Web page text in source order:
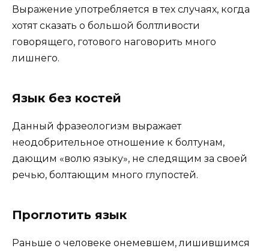
Выражение употребляется в тех случаях, когда
хотят сказать о большой болтливости
говорящего, готового наговорить много
лишнего.
Язык без костей
Данный фразеологизм выражает
неодобрительное отношение к болтунам,
дающим «волю языку», не следящим за своей
речью, болтающим много глупостей.
Проглотить язык
Раньше о человеке онемевшем, лишившимся